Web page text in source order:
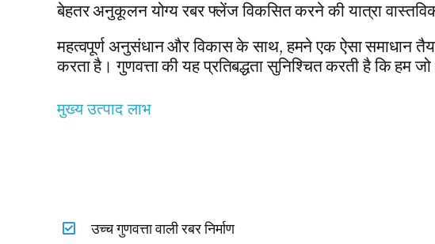
बेहतर अनुकूलन योग्य रबर फ्लेंज विकसित करने की यात्रा
महत्वपूर्ण अनुसंधान और विकास के साथ, हमने एक ऐसा समाधान
करता है। गुणवत्ता की यह प्रतिबद्धता सुनिश्चित करती है कि हम
मुख्य उत्पाद लाभ
उच्च गुणवत्ता वाली रबर निर्माण